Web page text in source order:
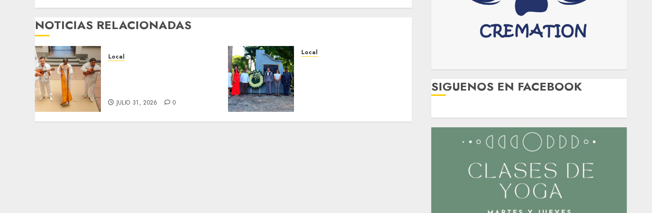
NOTICIAS RELACIONADAS
Local
JULIO 31, 2026 0
Local
JULIO 30, 2026 0
SIGUENOS EN FACEBOOK